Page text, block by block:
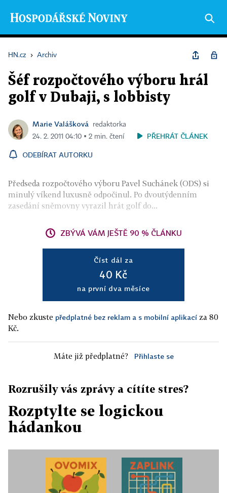
HN.cz › Archiv
Šéf rozpočtového výboru hrál
golf v Dubaji, s lobbisty
Marie Valášková
redaktorka
24. 2. 2011 04:10 ▪ 2 min. čtení
PŘEHRÁT ČLÁNEK
ODEBÍRAT AUTORKU
Předseda rozpočtového výboru Pavel Suchánek (ODS) si
minulý víkend luxusně odpočinul. Po dvoutýdenním
zasedání sněmovny vyrazil hrát golf do...
ZBÝVÁ VÁM JEŠTĚ 90 % ČLÁNKU
Číst dál za
40 Kč
na první dva měsíce
Nebo zkuste předplatné bez reklam a s mobilní aplikací za 80
Kč.
Máte již předplatné? Přihlaste se
Rozrušily vás zprávy a cítíte stres?
Rozptylte se logickou
hádankou